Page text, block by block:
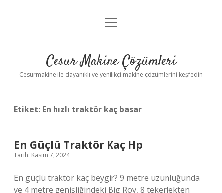
Anasayfa
Yasal Uyarı
menüyü
Cesur Makine Çözümleri
Cesurmakine ile dayanıklı ve yenilikçi makine çözümlerini keşfedin
Etiket: En hızlı traktör kaç basar
En Güçlü Traktör Kaç Hp
Tarih: Kasım 7, 2024
En güçlü traktör kaç beygir? 9 metre uzunluğunda
ve 4 metre genişliğindeki Big Roy, 8 tekerlekten